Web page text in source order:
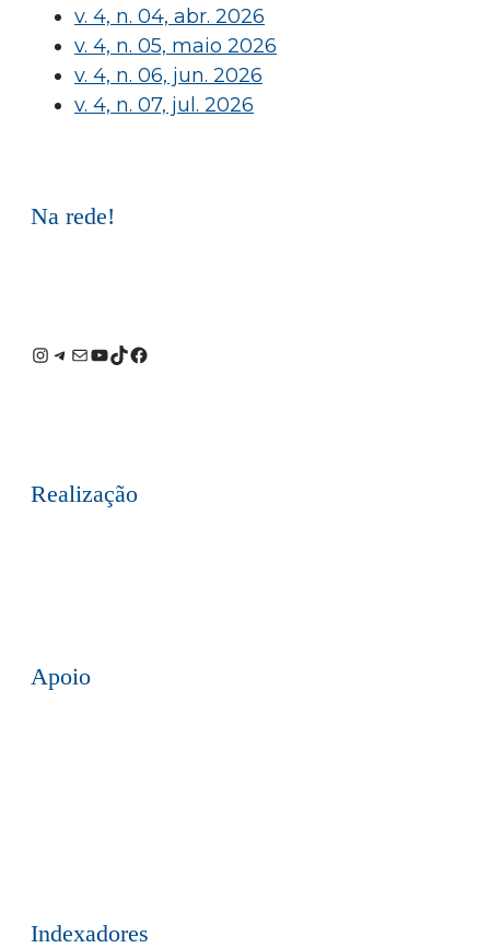
v. 4, n. 04, abr. 2026
v. 4, n. 05, maio 2026
v. 4, n. 06, jun. 2026
v. 4, n. 07, jul. 2026
Na rede!
Instagram
Telegram
E-Youtube
TikTok
Facebook
Realização
Apoio
Indexadores